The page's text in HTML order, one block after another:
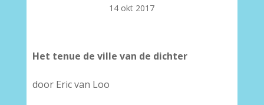
14 okt 2017
Het tenue de ville van de dichter
door Eric van Loo